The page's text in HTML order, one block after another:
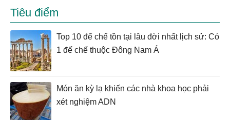
Tiêu điểm
Top 10 đế chế tồn tại lâu đời nhất lịch sử: Có
1 đế chế thuộc Đông Nam Á
Món ăn kỳ lạ khiến các nhà khoa học phải
xét nghiệm ADN